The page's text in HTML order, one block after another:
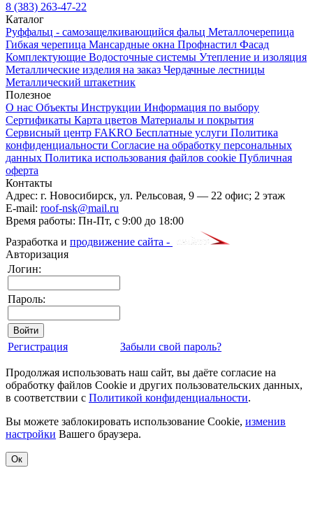
8 (383) 263-47-22
Каталог
Руффальц - самозащелкивающийся фальц Металлочерепица
Гибкая черепица Мансардные окна Профнастил Фасад
Комплектующие Водосточные системы Утепление и изоляция
Металлические изделия на заказ Чердачные лестницы
Металлический штакетник
Полезное
О нас Объекты Инструкции Информация по выбору
Сертификаты Карта цветов Материалы и покрытия
Сервисный центр FAKRO Бесплатные услуги Политика
конфиденциальности Согласие на обработку персональных
данных Политика использования файлов cookie Публичная
оферта
Контакты
Адрес: г. Новосибирск, ул. Рельсовая, 9 — 22 офис; 2 этаж
E-mail: roof-nsk@mail.ru
Время работы: Пн-Пт, с 9:00 до 18:00
Разработка и продвижение сайта -
Авторизация
Логин:
Пароль:
Регистрация Забыли свой пароль?
Продолжая использовать наш сайт, вы даёте согласие на
обработку файлов Cookie и других пользовательских данных,
в соответствии с Политикой конфиденциальности.
Вы можете заблокировать использование Cookie, изменив
настройки Вашего браузера.
Ок